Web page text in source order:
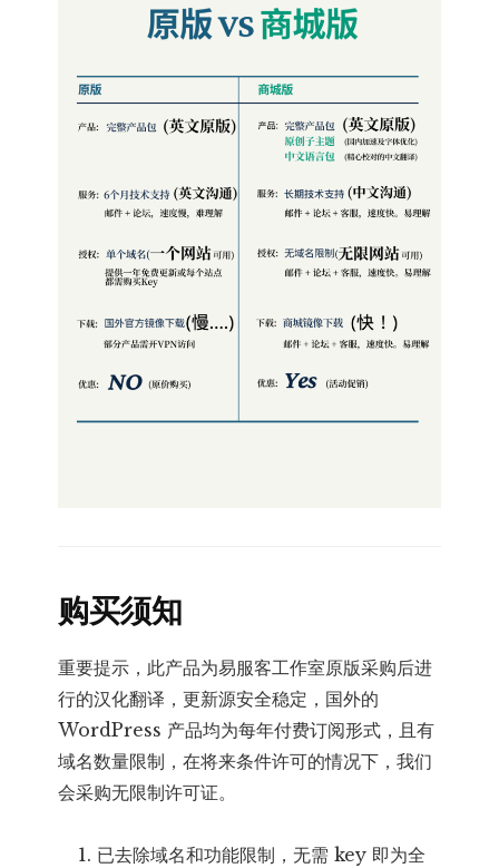
购买须知
重要提示，此产品为易服客工作室原版采购后进
行的汉化翻译，更新源安全稳定，国外的
WordPress 产品均为每年付费订阅形式，且有
域名数量限制，在将来条件许可的情况下，我们
会采购无限制许可证。
已去除域名和功能限制，无需 key 即为全